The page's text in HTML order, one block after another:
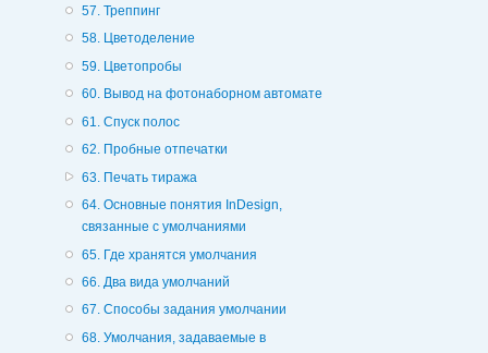
57. Треппинг
58. Цветоделение
59. Цветопробы
60. Вывод на фотонаборном автомате
61. Спуск полос
62. Пробные отпечатки
63. Печать тиража
64. Основные понятия InDesign,
связанные с умолчаниями
65. Где хранятся умолчания
66. Два вида умолчаний
67. Способы задания умолчании
68. Умолчания, задаваемые в